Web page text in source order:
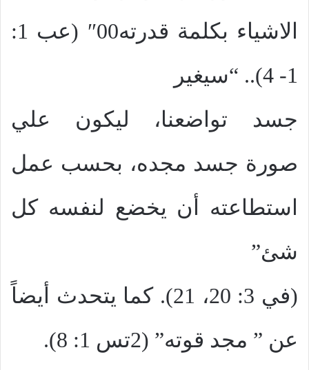
الاشياء بكلمة قدرته00″ (عب 1:
1- 4).. “سيغير
جسد تواضعنا، ليكون علي
صورة جسد مجده، بحسب عمل
استطاعته أن يخضع لنفسه كل
شئ”
(في 3: 20، 21). كما يتحدث أيضاً
عن ” مجد قوته” (2تس 1: 8).